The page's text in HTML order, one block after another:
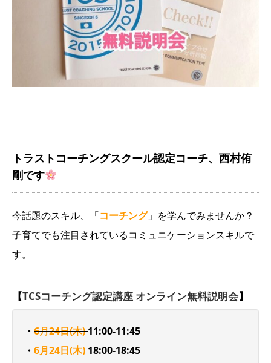
トラストコーチングスクール認定コーチ、西村侑
剛です
今話題のスキル、「コーチング」を学んでみませんか？
子育てでも注目されているコミュニケーションスキルで
す。
【TCSコーチング認定講座 オンライン無料説明会】
・ 6月24日(木)11:00-11:45
・ 6月24日(木) 18:00-18:45
アクセス